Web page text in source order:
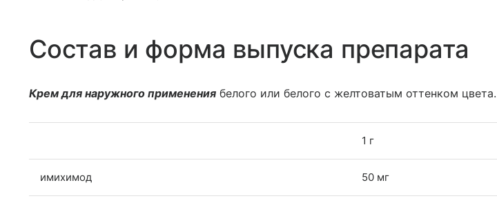
Состав и форма выпуска препарата
Крем для наружного применения белого или белого с желтоватым оттенком цвета.
1 г
имихимод 50 мг